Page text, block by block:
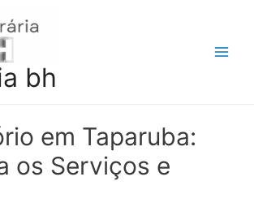
bh
em Taparuba:
os Serviços e